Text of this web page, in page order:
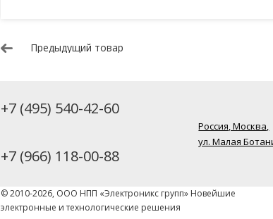
Предыдущий товар
+7 (495) 540-42-60
+7 (966) 118-00-88
Россия, Москва,
ул. Малая
© 2010-2026, ООО НПП «Электроникс групп» Новейшие
электронные и технологические решения